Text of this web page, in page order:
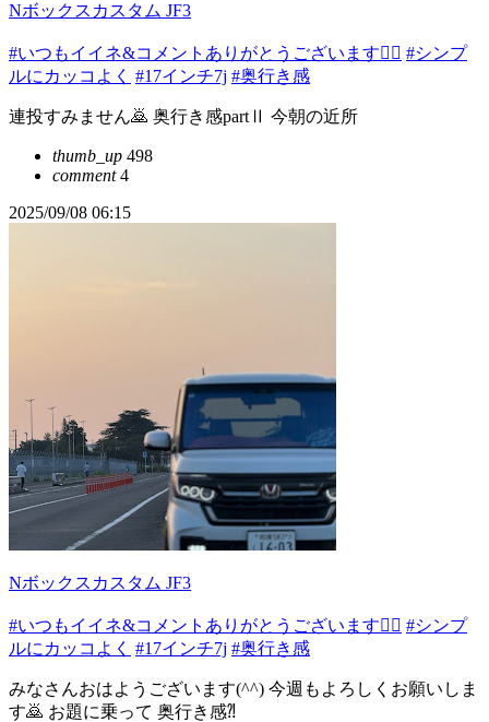
Nボックスカスタム JF3
#いつもイイネ&コメントありがとうございます🙇‍♂️ #シンプ
ルにカッコよく #17インチ7j #奥行き感
連投すみません🙇 奥行き感partⅡ 今朝の近所
thumb_up 498
comment4
2025/09/08 06:15
Nボックスカスタム JF3
#いつもイイネ&コメントありがとうございます🙇‍♂️ #シンプ
ルにカッコよく #17インチ7j #奥行き感
みなさんおはようございます(^^) 今週もよろしくお願いしま
す🙇 お題に乗って 奥行き感⁈